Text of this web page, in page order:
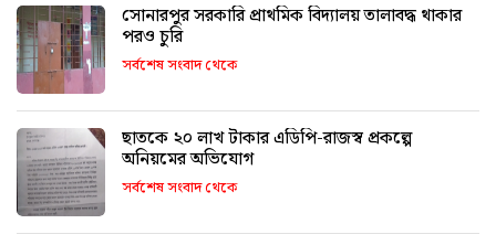
সোনারপুর সরকারি প্রাথমিক বিদ্যালয় তালাবদ্ধ থাকার
পরও চুরি
সর্বশেষ সংবাদ থেকে
ছাতকে ২০ লাখ টাকার এডিপি-রাজস্ব প্রকল্পে
অনিয়মের অভিযোগ
সর্বশেষ সংবাদ থেকে